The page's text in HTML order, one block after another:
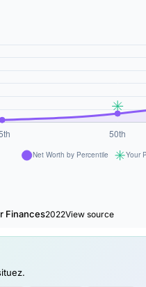
Finances2022View source